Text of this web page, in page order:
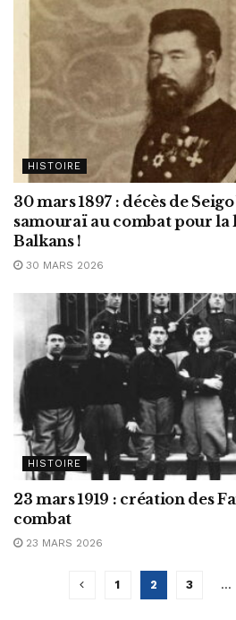
HISTOIRE
30 mars 1897 : décès de
samouraï au combat pour la
Balkans !
30 MARS 2026
HISTOIRE
23 mars 1919 : création des
combat
23 MARS 2026
1 2 3 …